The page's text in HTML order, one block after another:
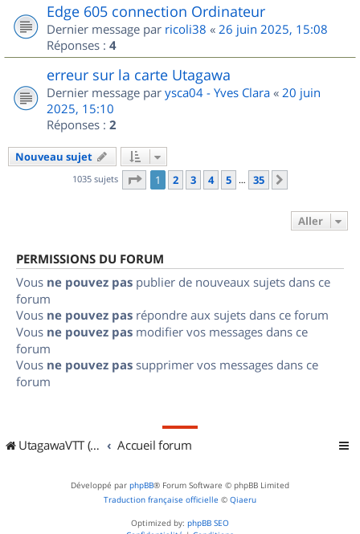
Edge 605 connection Ordinateur
Dernier message par ricoli38 « 26 juin 2025, 15:08
Réponses : 4
erreur sur la carte Utagawa
Dernier message par ysca04 - Yves Clara « 20 juin
2025, 15:10
Réponses : 2
Nouveau sujet
1035 sujets Page 1sur
1 2 3 4 5 … 35
Aller
PERMISSIONS DU FORUM
Vous ne pouvez pas publier de nouveaux sujets dans ce
forum
Vous ne pouvez pas répondre aux sujets dans ce forum
Vous ne pouvez pas modifier vos messages dans ce
forum
Vous ne pouvez pas supprimer vos messages dans ce
forum
UtagawaVTT (Randos VTT et VTTAE avec traces GPS) Accueil forum
Développé par phpBB® Forum Software © phpBB Limited
Traduction française officielle © Qiaeru
Optimized by: phpBB SEO